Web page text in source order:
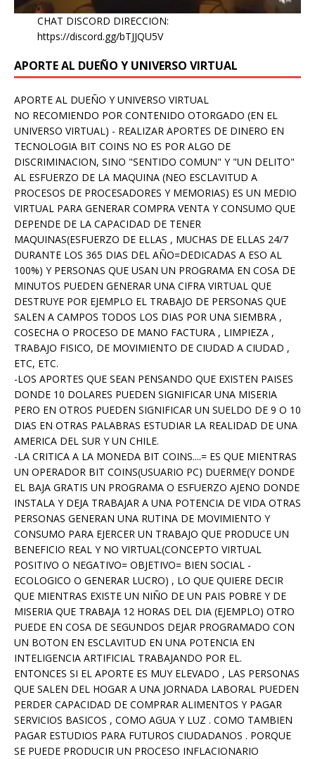
CHAT DISCORD DIRECCION:
https://discord.gg/bTJJQU5V
APORTE AL DUEÑO Y UNIVERSO VIRTUAL
APORTE AL DUEÑO Y UNIVERSO VIRTUAL
NO RECOMIENDO POR CONTENIDO OTORGADO (EN EL
UNIVERSO VIRTUAL) - REALIZAR APORTES DE DINERO EN
TECNOLOGIA BIT COINS NO ES POR ALGO DE
DISCRIMINACION, SINO "SENTIDO COMUN" Y "UN DELITO"
AL ESFUERZO DE LA MAQUINA (NEO ESCLAVITUD A
PROCESOS DE PROCESADORES Y MEMORIAS) ES UN MEDIO
VIRTUAL PARA GENERAR COMPRA VENTA Y CONSUMO QUE
DEPENDE DE LA CAPACIDAD DE TENER
MAQUINAS(ESFUERZO DE ELLAS , MUCHAS DE ELLAS 24/7
DURANTE LOS 365 DIAS DEL AÑO=DEDICADAS A ESO AL
100%) Y PERSONAS QUE USAN UN PROGRAMA EN COSA DE
MINUTOS PUEDEN GENERAR UNA CIFRA VIRTUAL QUE
DESTRUYE POR EJEMPLO EL TRABAJO DE PERSONAS QUE
SALEN A CAMPOS TODOS LOS DIAS POR UNA SIEMBRA ,
COSECHA O PROCESO DE MANO FACTURA , LIMPIEZA ,
TRABAJO FISICO, DE MOVIMIENTO DE CIUDAD A CIUDAD ,
ETC, ETC.
-LOS APORTES QUE SEAN PENSANDO QUE EXISTEN PAISES
DONDE 10 DOLARES PUEDEN SIGNIFICAR UNA MISERIA
PERO EN OTROS PUEDEN SIGNIFICAR UN SUELDO DE 9 O 10
DIAS EN OTRAS PALABRAS ESTUDIAR LA REALIDAD DE UNA
AMERICA DEL SUR Y UN CHILE.
-LA CRITICA A LA MONEDA BIT COINS....= ES QUE MIENTRAS
UN OPERADOR BIT COINS(USUARIO PC) DUERME(Y DONDE
EL BAJA GRATIS UN PROGRAMA O ESFUERZO AJENO DONDE
INSTALA Y DEJA TRABAJAR A UNA POTENCIA DE VIDA OTRAS
PERSONAS GENERAN UNA RUTINA DE MOVIMIENTO Y
CONSUMO PARA EJERCER UN TRABAJO QUE PRODUCE UN
BENEFICIO REAL Y NO VIRTUAL(CONCEPTO VIRTUAL
POSITIVO O NEGATIVO= OBJETIVO= BIEN SOCIAL -
ECOLOGICO O GENERAR LUCRO) , LO QUE QUIERE DECIR
QUE MIENTRAS EXISTE UN NIÑO DE UN PAIS POBRE Y DE
MISERIA QUE TRABAJA 12 HORAS DEL DIA (EJEMPLO) OTRO
PUEDE EN COSA DE SEGUNDOS DEJAR PROGRAMADO CON
UN BOTON EN ESCLAVITUD EN UNA POTENCIA EN
INTELIGENCIA ARTIFICIAL TRABAJANDO POR EL.
ENTONCES SI EL APORTE ES MUY ELEVADO , LAS PERSONAS
QUE SALEN DEL HOGAR A UNA JORNADA LABORAL PUEDEN
PERDER CAPACIDAD DE COMPRAR ALIMENTOS Y PAGAR
SERVICIOS BASICOS , COMO AGUA Y LUZ . COMO TAMBIEN
PAGAR ESTUDIOS PARA FUTUROS CIUDADANOS . PORQUE
SE PUEDE PRODUCIR UN PROCESO INFLACIONARIO